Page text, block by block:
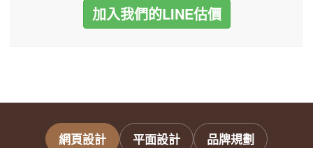
加入我們的LINE估價
網頁設計 平面設計
品牌規劃